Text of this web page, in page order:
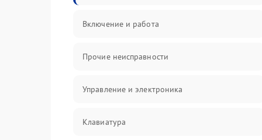
Включение и работа
Прочие неисправности
Управление и электроника
Клавиатура